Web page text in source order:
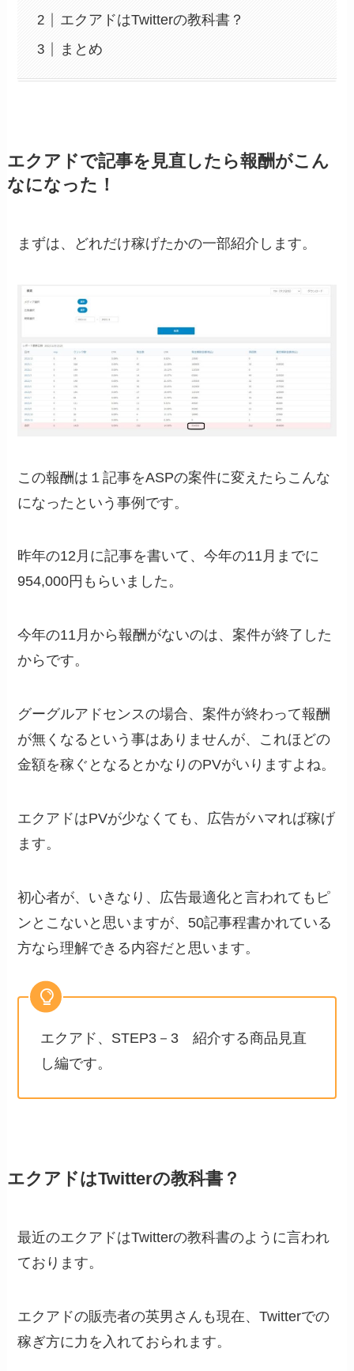
エクアドはTwitterの教科書？
まとめ
エクアドで記事を見直したら報酬がこん
なになった！
まずは、どれだけ稼げたかの一部紹介します。
この報酬は１記事をASPの案件に変えたらこんな
になったという事例です。
昨年の12月に記事を書いて、今年の11月までに
954,000円もらいました。
今年の11月から報酬がないのは、案件が終了した
からです。
グーグルアドセンスの場合、案件が終わって報酬
が無くなるという事はありませんが、これほどの
金額を稼ぐとなるとかなりのPVがいりますよね。
エクアドはPVが少なくても、広告がハマれば稼げ
ます。
初心者が、いきなり、広告最適化と言われてもピ
ンとこないと思いますが、50記事程書かれている
方なら理解できる内容だと思います。
エクアド、STEP3－3 紹介する商品見直
し編です。
エクアドはTwitterの教科書？
最近のエクアドはTwitterの教科書のように言われ
ております。
エクアドの販売者の英男さんも現在、Twitterでの
稼ぎ方に力を入れておられます。